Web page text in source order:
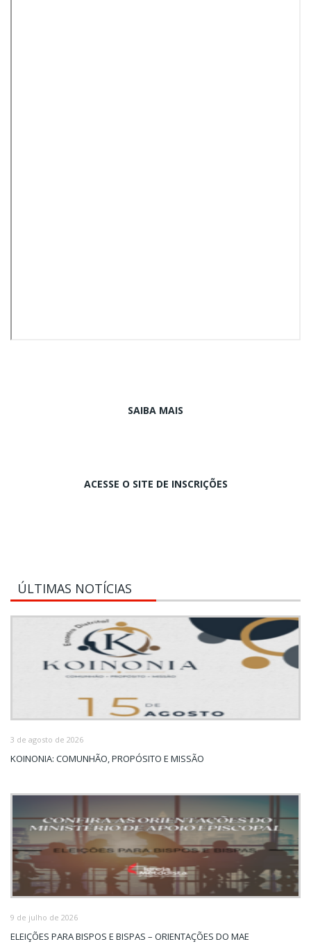
SAIBA MAIS
ACESSE O SITE DE INSCRIÇÕES
ÚLTIMAS NOTÍCIAS
3 de agosto de 2026
KOINONIA: COMUNHÃO, PROPÓSITO E MISSÃO
9 de julho de 2026
ELEIÇÕES PARA BISPOS E BISPAS – ORIENTAÇÕES DO MAE